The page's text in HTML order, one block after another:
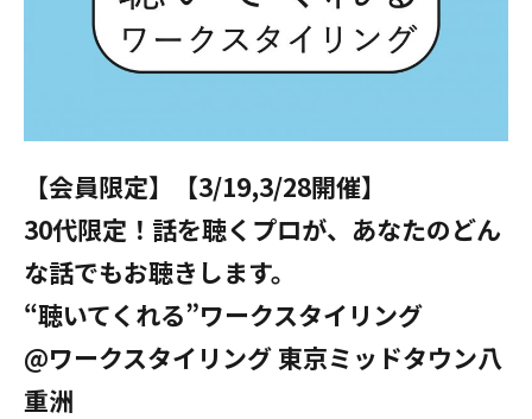
【会員限定】【3/19,3/28開催】
30代限定！話を聴くプロが、あなたのどん
な話でもお聴きします。
“聴いてくれる”ワークスタイリング
@ワークスタイリング 東京ミッドタウン八
重洲